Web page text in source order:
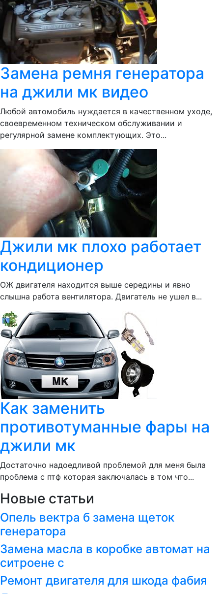
Замена ремня генератора
на джили мк видео
Любой автомобиль нуждается в качественном уходе,
своевременном техническом обслуживании и
регулярной замене комплектующих. Это...
Джили мк плохо работает
кондиционер
ОЖ двигателя находится выше середины и явно
слышна работа вентилятора. Двигатель не ушел в...
Как заменить
противотуманные фары на
джили мк
Достаточно надоедливой проблемой для меня была
проблема с птф которая заключалась в том что...
Новые статьи
Опель вектра б замена щеток
генератора
Замена масла в коробке автомат на
ситроене с
Ремонт двигателя для шкода фабия